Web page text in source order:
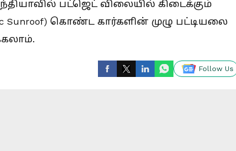
இந்தியாவில் பட்ஜெட் விலையில் கிடைக்கும்
Sunroof) கொண்ட கார்களின் முழு பட்டியலை
Follow Us